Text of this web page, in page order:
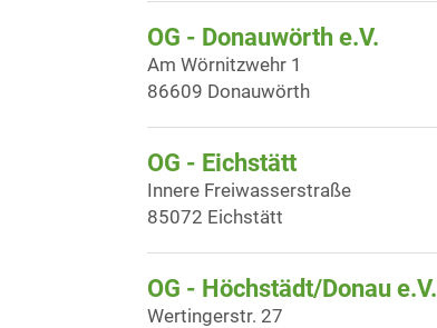
OG - Donauwörth e.V.
Am Wörnitzwehr 1
86609 Donauwörth
OG - Eichstätt
Innere Freiwasserstraße
85072 Eichstätt
OG - Höchstädt/Donau e.V.
Wertingerstr. 27